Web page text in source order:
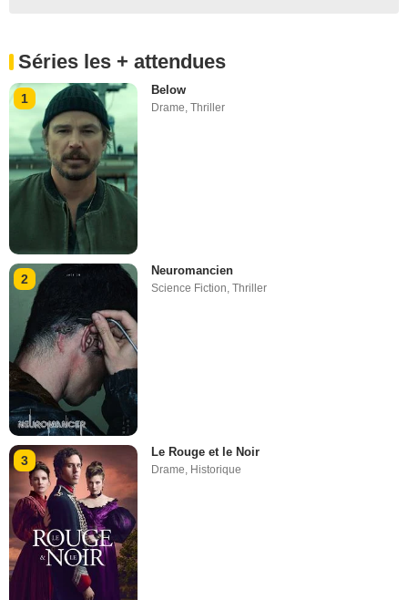
Séries les + attendues
1
Below
Drame,Thriller
2
Neuromancien
Science Fiction,Thriller
3
Le Rouge et le Noir
Drame Historique